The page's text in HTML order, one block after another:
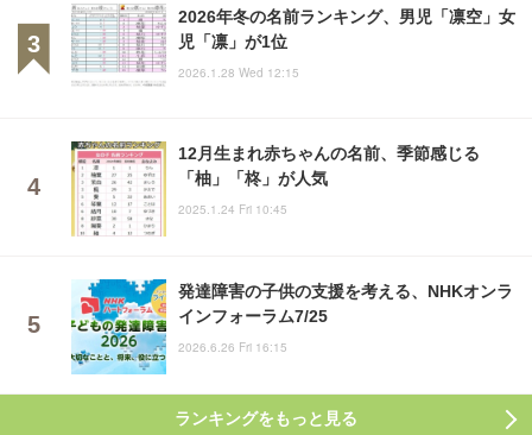
2026年冬の名前ランキング、男児「凛空」女
児「凛」が1位
2026.1.28 Wed 12:15
12月生まれ赤ちゃんの名前、季節感じる
「柚」「柊」が人気
2025.1.24 Fri 10:45
発達障害の子供の支援を考える、NHKオンラ
インフォーラム7/25
2026.6.26 Fri 16:15
ランキングをもっと見る